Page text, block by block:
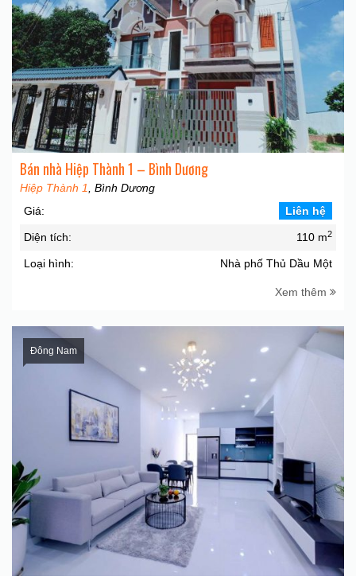
Bán nhà Hiệp Thành 1 – Bình Dương
Hiệp Thành 1
, Bình Dương
Giá:
Liên hệ
Diện tích: 110 m2
Loại hình: Nhà phố Thủ Dầu Một
Xem thêm
Đông Nam